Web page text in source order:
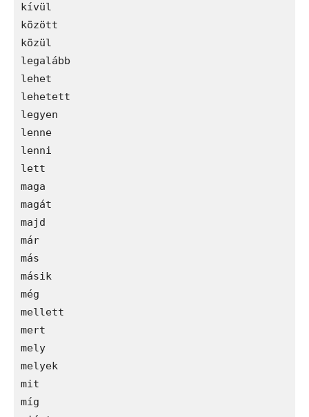
kívül
között
közül
legalább
lehet
lehetett
legyen
lenne
lenni
lett
maga
magát
majd
már
más
másik
még
mellett
mert
mely
melyek
mit
míg